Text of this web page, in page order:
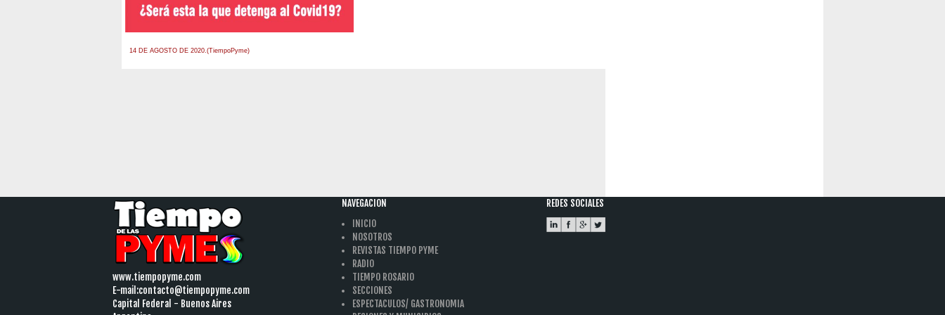
14 DE AGOSTO DE 2020.(TiempoPyme)
www.tiempopyme.com
E-mail:contacto@tiempopyme.com
Capital Federal - Buenos Aires
NAVEGACION
INICIO
NOSOTROS
REVISTAS TIEMPO PYME
RADIO
TIEMPO ROSARIO
SECCIONES
ESPECTACULOS/ GASTRONOMIA
REDES SOCIALES